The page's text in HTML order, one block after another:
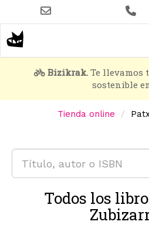
contenido
principal
Bizikrak. Te llevamos
sostenible
Tienda online
Todos los